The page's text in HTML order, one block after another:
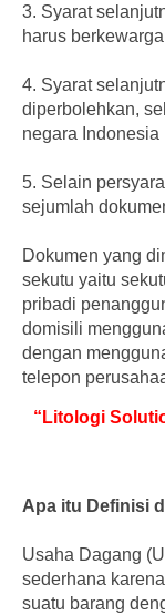
3. Syarat
harus
4. Syarat
diperbolehkan,
negara Indonesia
5. Selain
sejumlah
Dokumen yang
sekutu yaitu
pribadi
domisili
dengan
telepon
“Litologi
Apa itu Definisi
Usaha Dagang
sederhana
suatu barang